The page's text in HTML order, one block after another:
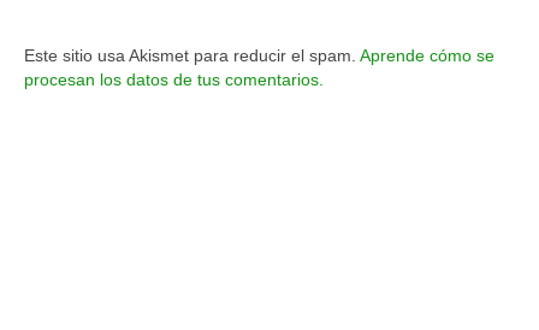
Este sitio usa Akismet para reducir el spam. Aprende cómo se
procesan los datos de tus comentarios.